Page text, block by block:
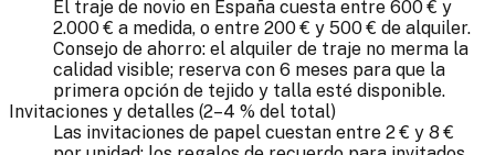
El traje de novio en España cuesta entre 600 € y
2.000 € a medida, o entre 200 € y 500 € de alquiler.
Consejo de ahorro: el alquiler de traje no merma la
calidad visible; reserva con 6 meses para que la
primera opción de tejido y talla esté disponible.
Invitaciones y detalles (2–4 % del total)
Las invitaciones de papel cuestan entre 2 € y 8 €